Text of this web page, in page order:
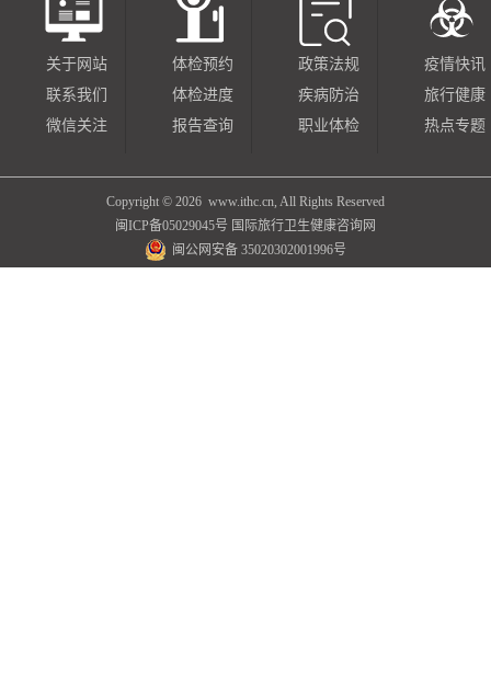
关于网站
联系我们
微信关注
体检预约
体检进度
报告查询
政策法规
疾病防治
职业体检
疫情快讯
旅行健康
热点专题
Copyright © 2026 www.ithc.cn, All Rights Reserved
闽ICP备05029045号 国际旅行卫生健康咨询网
闽公网安备 35020302001996号